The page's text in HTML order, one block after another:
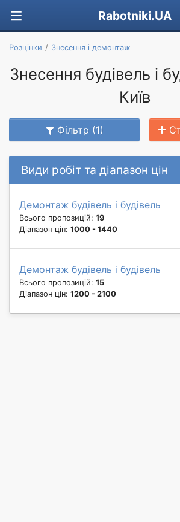
Rabotniki.UA
Розцінки Знесення і демонтаж
Знесення будівель і
Київ
Фільтр (1)
Види робіт та діапазон цін
Демонтаж будівель і будівель
Всього пропозицій: 19
Діапазон цін: 1000 - 1440
Демонтаж будівель і будівель
Всього пропозицій: 15
Діапазон цін: 1200 - 2100